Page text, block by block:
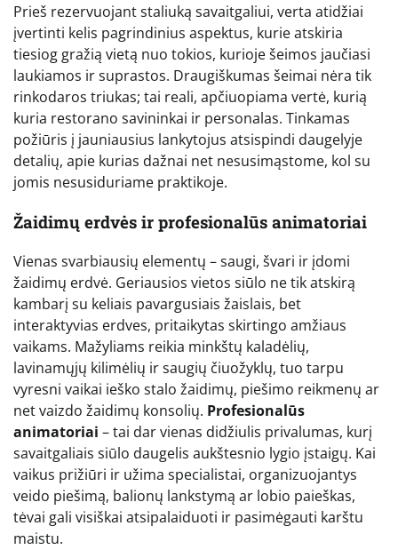
Prieš rezervuojant staliuką savaitgaliui, verta atidžiai
įvertinti kelis pagrindinius aspektus, kurie atskiria
tiesiog gražią vietą nuo tokios, kurioje šeimos jaučiasi
laukiamos ir suprastos. Draugiškumas šeimai nėra tik
rinkodaros triukas; tai reali, apčiuopiama vertė, kurią
kuria restorano savininkai ir personalas. Tinkamas
požiūris į jauniausius lankytojus atsispindi daugelyje
detalių, apie kurias dažnai net nesusimąstome, kol su
jomis nesusiduriame praktikoje.
Žaidimų erdvės ir profesionalūs animatoriai
Vienas svarbiausių elementų – saugi, švari ir įdomi
žaidimų erdvė. Geriausios vietos siūlo ne tik atskirą
kambarį su keliais pavargusiais žaislais, bet
interaktyvias erdves, pritaikytas skirtingo amžiaus
vaikams. Mažyliams reikia minkštų kaladėlių,
lavinamųjų kilimėlių ir saugių čiuožyklų, tuo tarpu
vyresni vaikai ieško stalo žaidimų, piešimo reikmenų ar
net vaizdo žaidimų konsolių. Profesionalūs
animatoriai – tai dar vienas didžiulis privalumas, kurį
savaitgaliais siūlo daugelis aukštesnio lygio įstaigų. Kai
vaikus prižiūri ir užima specialistai, organizuojantys
veido piešimą, balionų lankstymą ar lobio paieškas,
tėvai gali visiškai atsipalaiduoti ir pasimėgauti karštu
maistu.